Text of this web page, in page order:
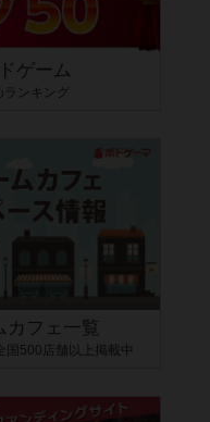
ゲーム
ランキング
カフェ一覧
国500店舗以上掲載中